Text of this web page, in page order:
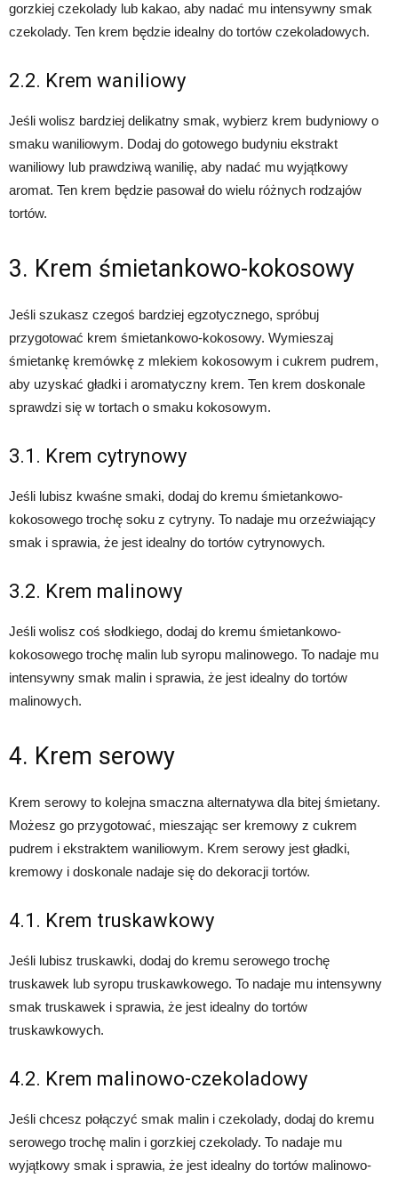
gorzkiej czekolady lub kakao, aby nadać mu intensywny smak
czekolady. Ten krem będzie idealny do tortów czekoladowych.
2.2. Krem waniliowy
Jeśli wolisz bardziej delikatny smak, wybierz krem budyniowy o
smaku waniliowym. Dodaj do gotowego budyniu ekstrakt
waniliowy lub prawdziwą wanilię, aby nadać mu wyjątkowy
aromat. Ten krem będzie pasował do wielu różnych rodzajów
tortów.
3. Krem śmietankowo-kokosowy
Jeśli szukasz czegoś bardziej egzotycznego, spróbuj
przygotować krem śmietankowo-kokosowy. Wymieszaj
śmietankę kremówkę z mlekiem kokosowym i cukrem pudrem,
aby uzyskać gładki i aromatyczny krem. Ten krem doskonale
sprawdzi się w tortach o smaku kokosowym.
3.1. Krem cytrynowy
Jeśli lubisz kwaśne smaki, dodaj do kremu śmietankowo-
kokosowego trochę soku z cytryny. To nadaje mu orzeźwiający
smak i sprawia, że jest idealny do tortów cytrynowych.
3.2. Krem malinowy
Jeśli wolisz coś słodkiego, dodaj do kremu śmietankowo-
kokosowego trochę malin lub syropu malinowego. To nadaje mu
intensywny smak malin i sprawia, że jest idealny do tortów
malinowych.
4. Krem serowy
Krem serowy to kolejna smaczna alternatywa dla bitej śmietany.
Możesz go przygotować, mieszając ser kremowy z cukrem
pudrem i ekstraktem waniliowym. Krem serowy jest gładki,
kremowy i doskonale nadaje się do dekoracji tortów.
4.1. Krem truskawkowy
Jeśli lubisz truskawki, dodaj do kremu serowego trochę
truskawek lub syropu truskawkowego. To nadaje mu intensywny
smak truskawek i sprawia, że jest idealny do tortów
truskawkowych.
4.2. Krem malinowo-czekoladowy
Jeśli chcesz połączyć smak malin i czekolady, dodaj do kremu
serowego trochę malin i gorzkiej czekolady. To nadaje mu
wyjątkowy smak i sprawia, że jest idealny do tortów malinowo-